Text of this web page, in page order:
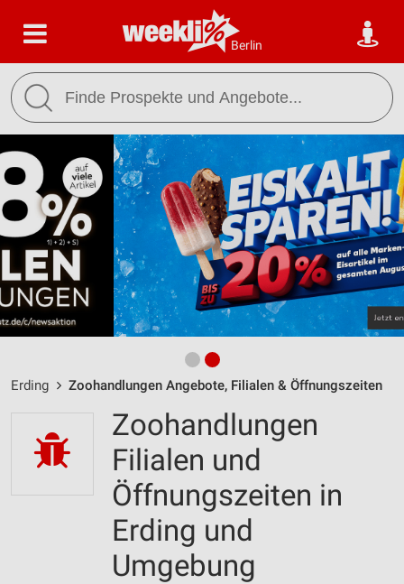
Berlin
Erding Zoohandlungen Angebote, Filialen & Öffnungszeiten
Zoohandlungen
Filialen und
Öffnungszeiten in
Erding und
Umgebung